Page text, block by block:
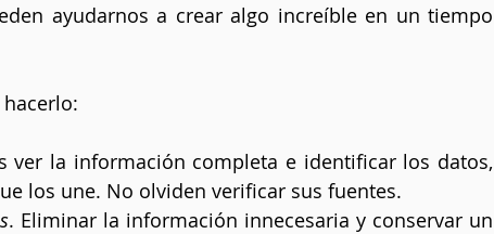
ayudarnos a crear algo increíble en un tiempo
ver la información completa e identificar los datos,
los une. No olviden verificar sus fuentes.
. Eliminar la información innecesaria y conservar un